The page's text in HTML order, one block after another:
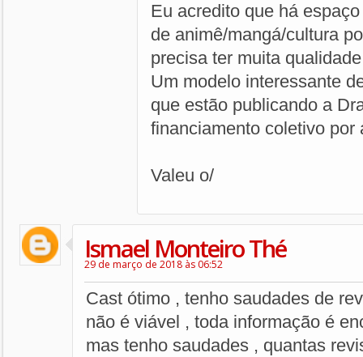
Eu acredito que há
de animê/mangá/cultura
precisa ter muita
Um modelo interessante
que estão publicando a
financiamento coletivo por
Valeu o/
Ismael Monteiro Thé
29 de março de 2018 às 06:52
Cast ótimo , tenho saudades de
não é viável , toda informação é
mas tenho saudades , quantas